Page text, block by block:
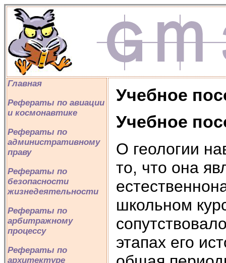
Главная
Рефераты по авиации
и космонавтике
Рефераты по
административному
праву
Рефераты по
безопасности
жизнедеятельности
Рефераты по
арбитражному
процессу
Рефераты по
архитектуре
Учебное
Учебное
О геологии
то, что она
школьном
этапах его